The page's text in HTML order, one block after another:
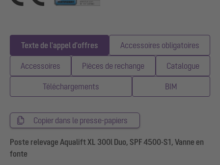
Texte de l'appel d'offres Accessoires obligatoires
Accessoires Pièces de rechange Catalogue
Téléchargements BIM
Copier dans le presse-papiers
Poste relevage Aqualift XL 300l Duo, SPF 4500-S1, Vanne en
fonte